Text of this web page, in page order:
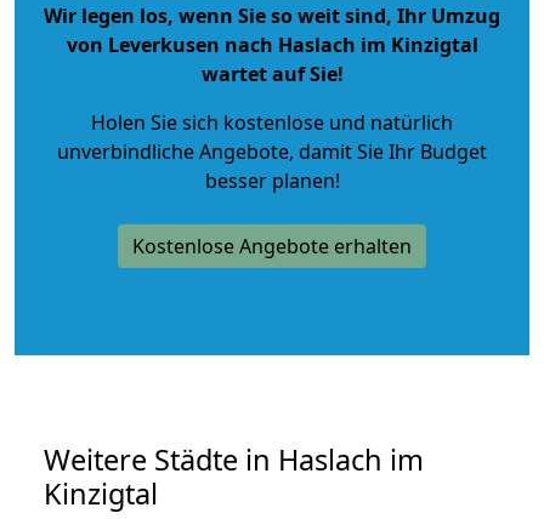
Wir legen los, wenn Sie so weit sind, Ihr Umzug
von Leverkusen nach Haslach im Kinzigtal
wartet auf Sie!
Holen Sie sich kostenlose und natürlich
unverbindliche Angebote, damit Sie Ihr Budget
besser planen!
Kostenlose Angebote erhalten
Weitere Städte in Haslach im
Kinzigtal